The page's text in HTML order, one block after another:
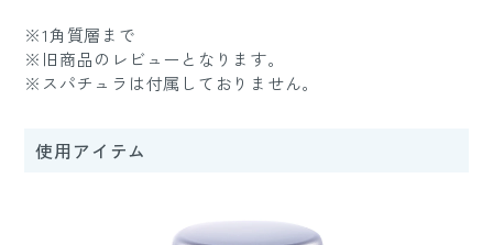
※1角質層まで
※旧商品のレビューとなります。
※スパチュラは付属しておりません。
使用アイテム